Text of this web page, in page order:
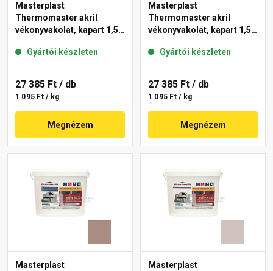
Masterplast
Thermomaster akril
vékonyvakolat, kapart 1,5
Gyártói készleten
27 385 Ft / db
1 095 Ft / kg
Megnézem
Masterplast
Thermomaster akril
vékonyvakolat, kapart 1,5
Gyártói készleten
27 385 Ft / db
1 095 Ft / kg
Megnézem
Masterplast
Masterplast